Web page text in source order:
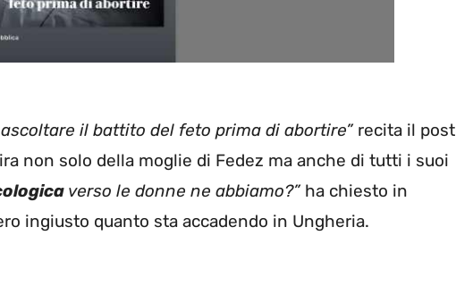
ascoltare il battito del feto prima di abortire” recita il post
non solo della moglie di Fedez ma anche di tutti i suoi
verso le donne ne abbiamo?”ha chiesto in
ingiusto quanto sta accadendo in Ungheria.